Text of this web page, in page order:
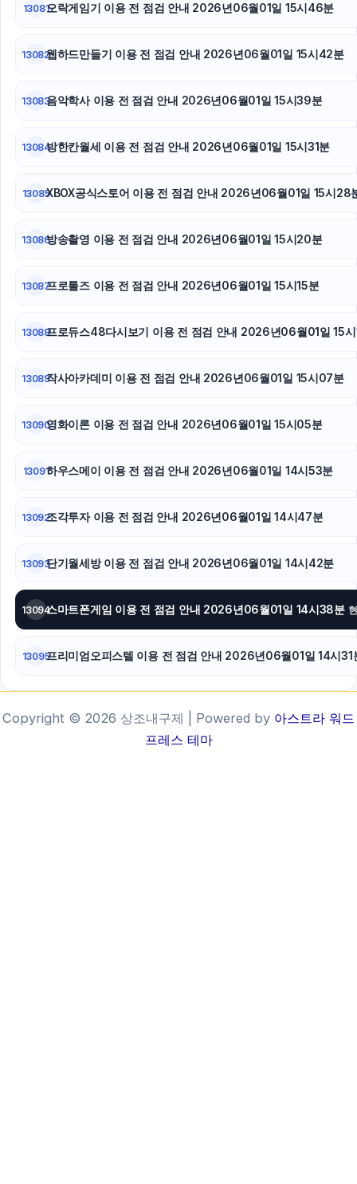
13081오락게임기 이용 전 점검 안내 2026년06월01일 15시46분
13082웹하드만들기 이용 전 점검 안내 2026년06월01일 15시42분
13083음악학사 이용 전 점검 안내 2026년06월01일 15시39분
13084방한칸월세 이용 전 점검 안내 2026년06월01일 15시31분
13085XBOX공식스토어 이용 전 점검 안내 2026년06월01일 15시28
13086방송촬영 이용 전 점검 안내 2026년06월01일 15시20분
13087프로툴즈 이용 전 점검 안내 2026년06월01일 15시15분
13088프로듀스48다시보기 이용 전 점검 안내 2026년06월01일 15시
13089작사아카데미 이용 전 점검 안내 2026년06월01일 15시07분
13090영화이론 이용 전 점검 안내 2026년06월01일 15시05분
13091하우스메이 이용 전 점검 안내 2026년06월01일 14시53분
13092조각투자 이용 전 점검 안내 2026년06월01일 14시47분
13093단기월세방 이용 전 점검 안내 2026년06월01일 14시42분
13094스마트폰게임 이용 전 점검 안내 2026년06월01일 14시38분
13095프리미엄오피스텔 이용 전 점검 안내 2026년06월01일 14시31
Copyright © 2026 상조내구제 | Powered by 아스트라 워드
프레스 테마